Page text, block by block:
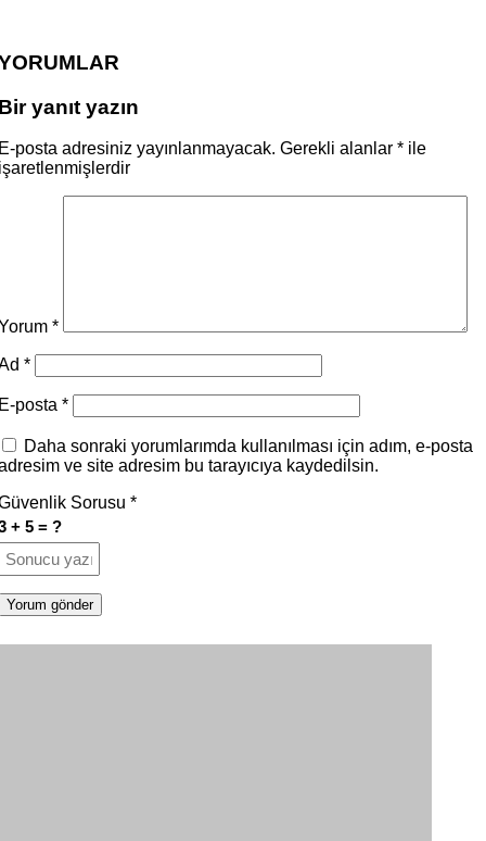
yanıt yazın
posta adresiniz yayınlanmayacak. Gerekli alanlar * ile
*
*
posta *
Daha sonraki yorumlarımda kullanılması için adım, e-posta
ve site adresim bu tarayıcıya kaydedilsin.
Sorusu *
+ 5 = ?